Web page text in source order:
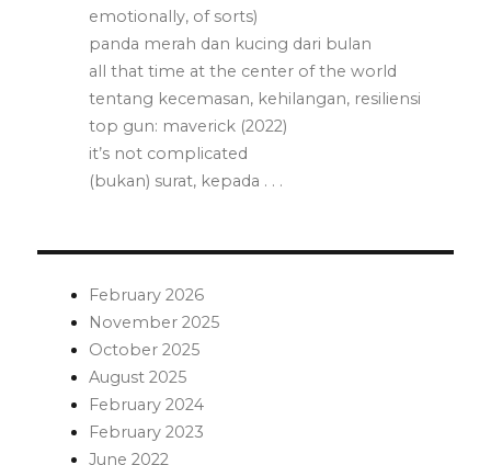
emotionally, of sorts)
panda merah dan kucing dari bulan
all that time at the center of the world
tentang kecemasan, kehilangan, resiliensi
top gun: maverick (2022)
it’s not complicated
(bukan) surat, kepada . . .
February 2026
November 2025
October 2025
August 2025
February 2024
February 2023
June 2022